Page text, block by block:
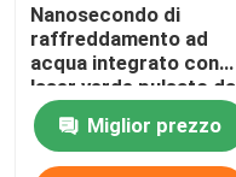
Nanosecondo di
raffreddamento ad
acqua integrato con
laser verde pulsato da
450 W
Miglior prezzo